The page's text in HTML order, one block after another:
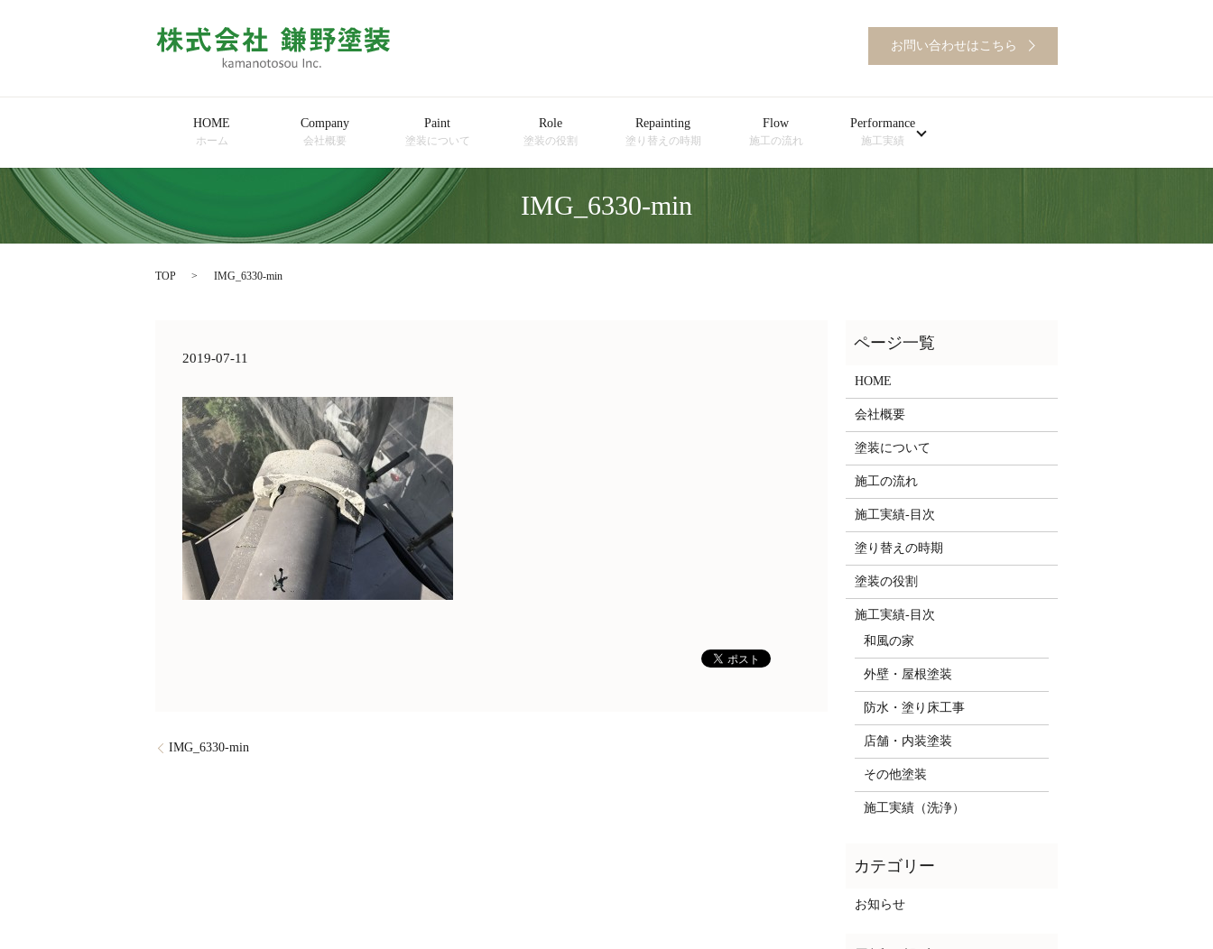
お問い合わせはこちら
HOME
ホーム
Company
会社概要
Paint
塗装について
Role
塗装の役割
Repainting
塗り替えの時期
Flow
施工の流れ
Performance
施工実績
IMG_6330-min
TOP IMG_6330-min
2019-07-11
IMG_6330-min
HOME
会社概要
塗装について
施工の流れ
施工実績-目次
塗り替えの時期
塗装の役割
施工実績-目次
和風の家
外壁・屋根塗装
防水・塗り床工事
店舗・内装塗装
その他塗装
施工実績（洗浄）
お知らせ